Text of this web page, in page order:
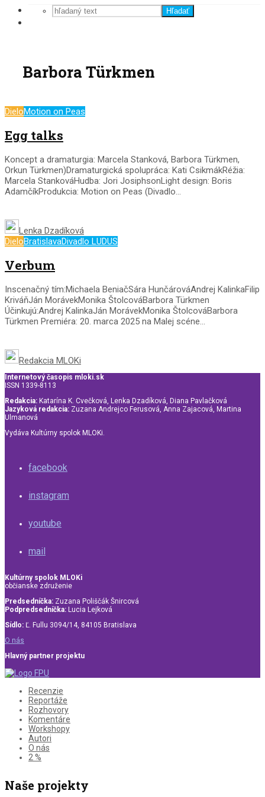
Hľadať
Barbora Türkmen
DieloMotion on Peas
Egg talks
Koncept a dramaturgia: Marcela Stanková, Barbora Türkmen,
Orkun Türkmen)Dramaturgická spolupráca: Kati CsikmákRéžia:
Marcela StankováHudba: Jori JosiphsonLight design: Boris
AdamčíkProdukcia: Motion on Peas (Divadlo...
Lenka Dzadíková
DieloBratislavaDivadlo LUDUS
Verbum
Inscenačný tím:Michaela BeniačSára HunčárováAndrej KalinkaFilip
KriváňJán MorávekMonika ŠtolcováBarbora Türkmen
Účinkujú:Andrej KalinkaJán MorávekMonika ŠtolcováBarbora
Türkmen Premiéra: 20. marca 2025 na Malej scéne...
Redakcia MLOKi
Internetový časopis mloki.sk
ISSN 1339-8113
Redakcia: Katarína K. Cvečková, Lenka Dzadíková, Diana Pavlačková
Jazyková redakcia: Zuzana Andrejco Ferusová, Anna Zajacová, Martina
Ulmanová
Vydáva Kultúrny spolok MLOKi.
facebook
instagram
youtube
mail
Kultúrny spolok MLOKi
občianske združenie
Predsedníčka: Zuzana Poliščák Šnircová
Podpredsedníčka: Lucia Lejková
Sídlo: Ľ. Fullu 3094/14, 84105 Bratislava
O nás
Hlavný partner projektu
Recenzie
Reportáže
Rozhovory
Komentáre
Workshopy
Autori
O nás
2 %
Naše projekty